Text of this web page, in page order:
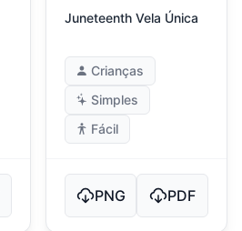
Juneteenth Vela Única
Crianças
Simples
Fácil
PNG PDF